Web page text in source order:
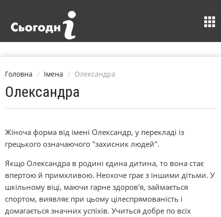
Головна Імена Олександра
Олександра
Жіноча форма від імені Олександр, у перекладі із
грецького означаючого "захисник людей".
Якщо Олександра в родині єдина дитина, то вона стає
впертою й примхливою. Неохоче грає з іншими дітьми. У
шкільному віці, маючи гарне здоров'я, займається
спортом, виявляє при цьому цілеспрямованість і
домагається значних успіхів. Учиться добре по всіх